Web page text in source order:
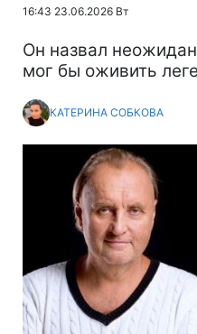
16:43 23.06.2026 Вт
Он назвал
мог бы оживить
КАТЕРИНА СОБКОВА